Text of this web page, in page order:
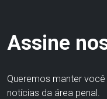
Assine
Queremos manter
notícias da área penal.